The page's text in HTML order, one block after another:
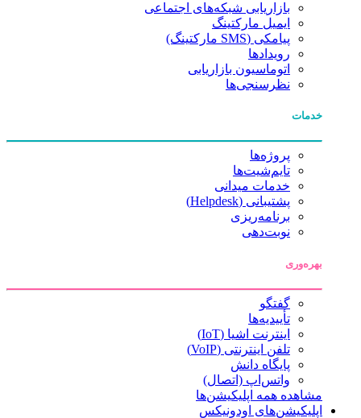
بازاریابی شبکه‌های اجتماعی
ایمیل مارکتینگ
پیامکی (SMS مارکتینگ)
رویدادها
اتوماسیون بازاریابی
نظرسنجی‌ها
خدمات
پروژه‌ها
تایم‌شیت‌ها
خدمات میدانی
پشتیبانی (Helpdesk)
برنامه‌ریزی
نوبت‌دهی
بهره‌وری
گفتگو
تأییدیه‌ها
اینترنت اشیا (IoT)
تلفن اینترنتی (VoIP)
پایگاه دانش
واتس‌اپ (اتصال)
مشاهده همه اپلیکیشن‌ها
اپلیکیشن‌های اودونیکس